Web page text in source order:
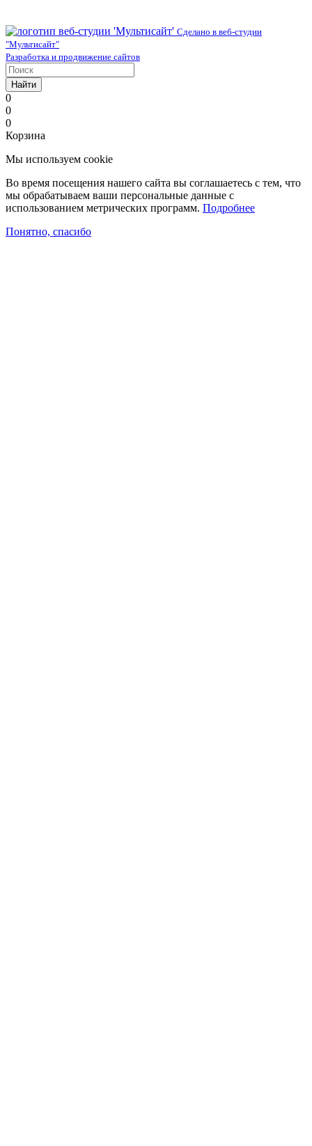
Сделано в веб-студии
"Мультисайт"
Разработка и продвижение сайтов
Найти
0
0
0
Корзина
Мы используем cookie
Во время посещения нашего сайта вы соглашаетесь с тем, что
мы обрабатываем ваши персональные данные с
использованием метрических программ. Подробнее
Понятно, спасибо